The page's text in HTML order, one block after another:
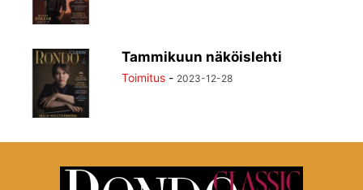
Tammikuun näköislehti
Toimitus - 2023-12-28